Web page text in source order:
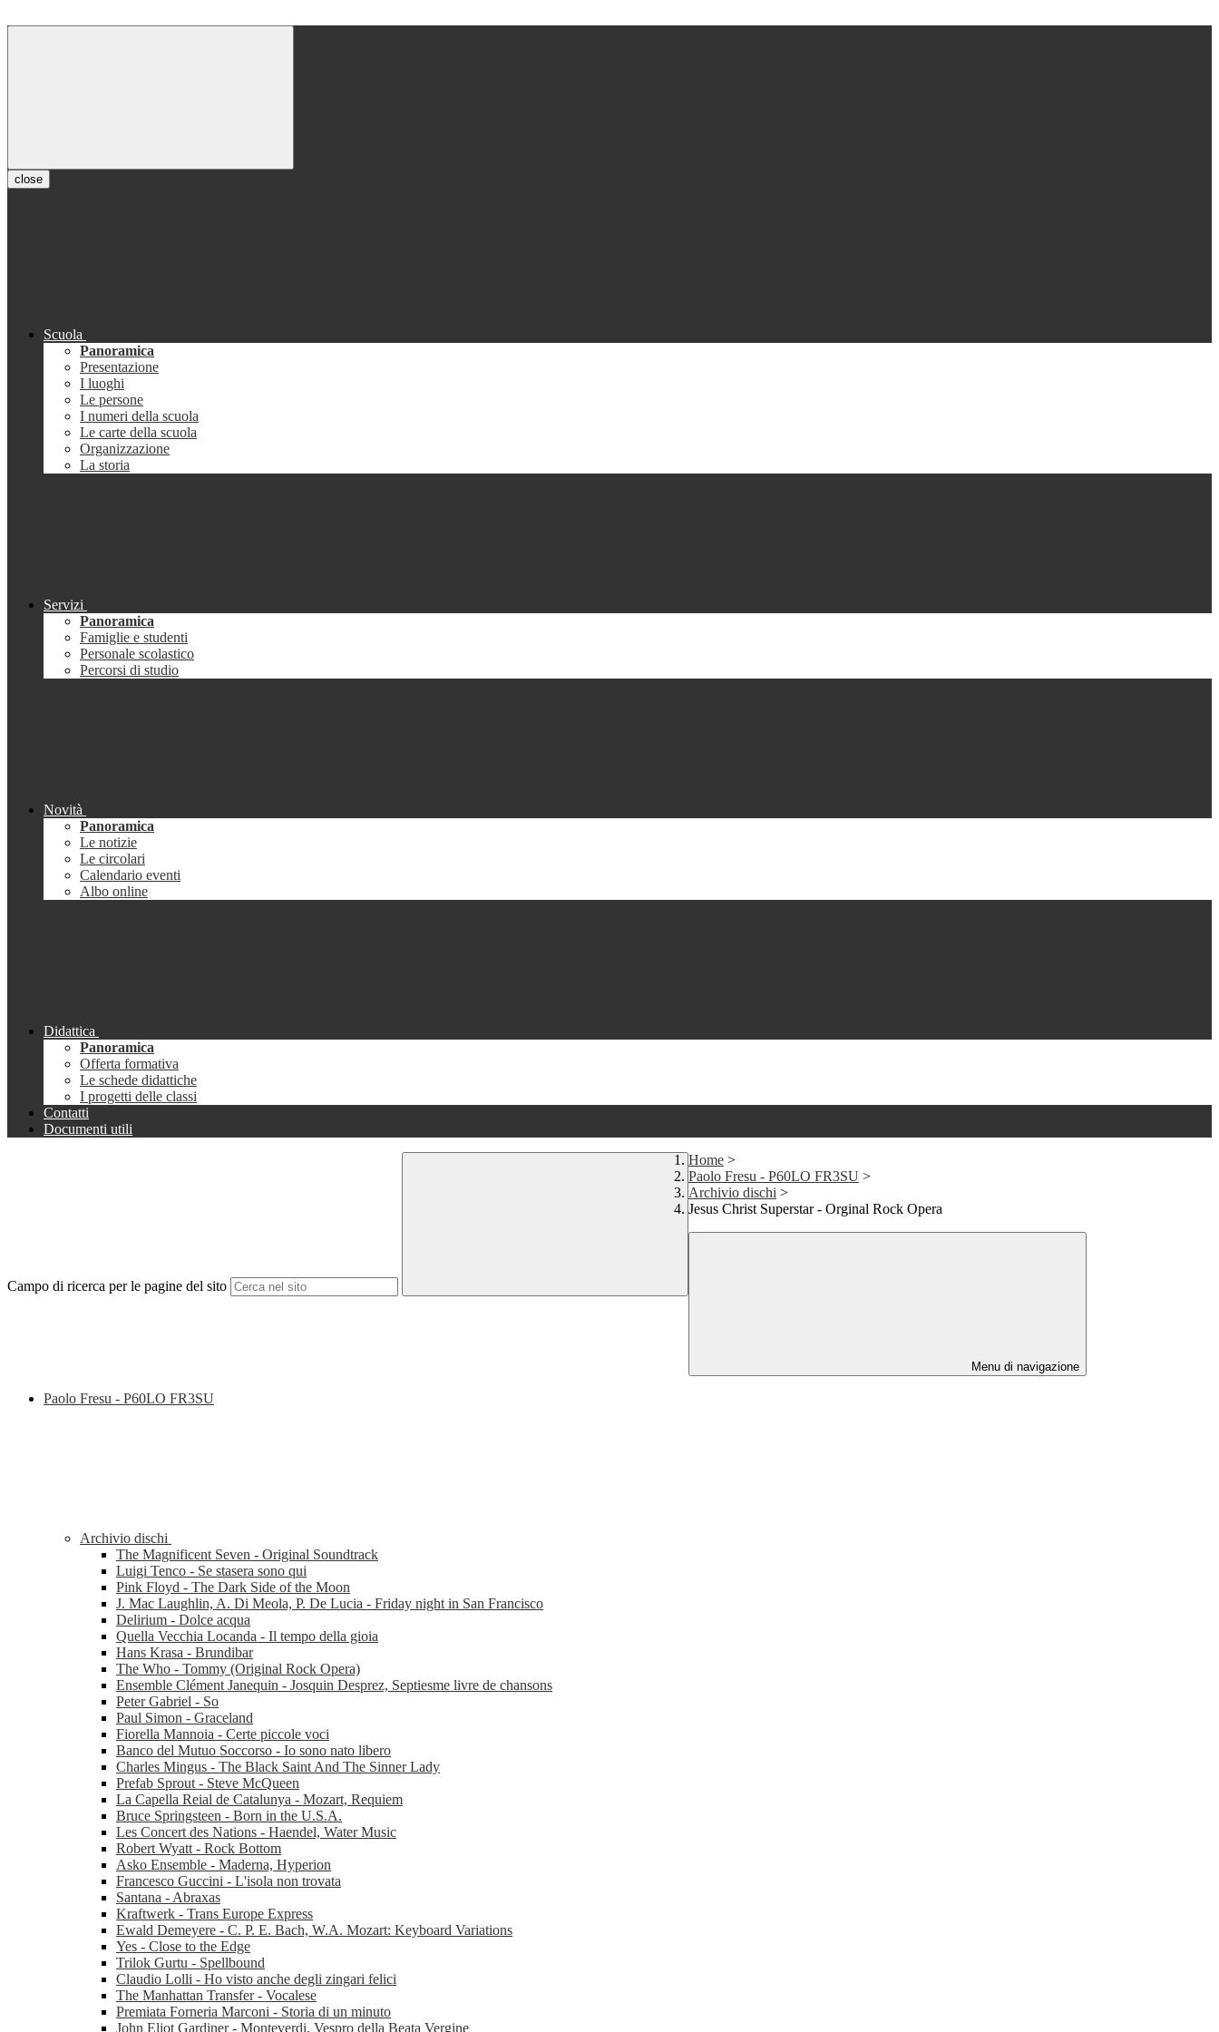
close
Scuola
Panoramica
Presentazione
I luoghi
Le persone
I numeri della scuola
Le carte della scuola
Organizzazione
La storia
Servizi
Panoramica
Famiglie e studenti
Personale scolastico
Percorsi di studio
Novità
Panoramica
Le notizie
Le circolari
Calendario eventi
Albo online
Didattica
Panoramica
Offerta formativa
Le schede didattiche
I progetti delle classi
Contatti
Documenti utili
Campo di ricerca per le pagine del sito
Home >
Paolo Fresu - P60LO FR3SU >
Archivio dischi >
Jesus Christ Superstar - Orginal Rock Opera
Menu di navigazione
Paolo Fresu - P60LO FR3SU
Archivio dischi
The Magnificent Seven - Original Soundtrack
Luigi Tenco - Se stasera sono qui
Pink Floyd - The Dark Side of the Moon
J. Mac Laughlin, A. Di Meola, P. De Lucia - Friday night in San Francisco
Delirium - Dolce acqua
Quella Vecchia Locanda - Il tempo della gioia
Hans Krasa - Brundibar
The Who - Tommy (Original Rock Opera)
Ensemble Clément Janequin - Josquin Desprez, Septiesme livre de chansons
Peter Gabriel - So
Paul Simon - Graceland
Fiorella Mannoia - Certe piccole voci
Banco del Mutuo Soccorso - Io sono nato libero
Charles Mingus - The Black Saint And The Sinner Lady
Prefab Sprout - Steve McQueen
La Capella Reial de Catalunya - Mozart, Requiem
Bruce Springsteen - Born in the U.S.A.
Les Concert des Nations - Haendel, Water Music
Robert Wyatt - Rock Bottom
Asko Ensemble - Maderna, Hyperion
Francesco Guccini - L'isola non trovata
Santana - Abraxas
Kraftwerk - Trans Europe Express
Ewald Demeyere - C. P. E. Bach, W.A. Mozart: Keyboard Variations
Yes - Close to the Edge
Trilok Gurtu - Spellbound
Claudio Lolli - Ho visto anche degli zingari felici
The Manhattan Transfer - Vocalese
Premiata Forneria Marconi - Storia di un minuto
John Eliot Gardiner - Monteverdi, Vespro della Beata Vergine